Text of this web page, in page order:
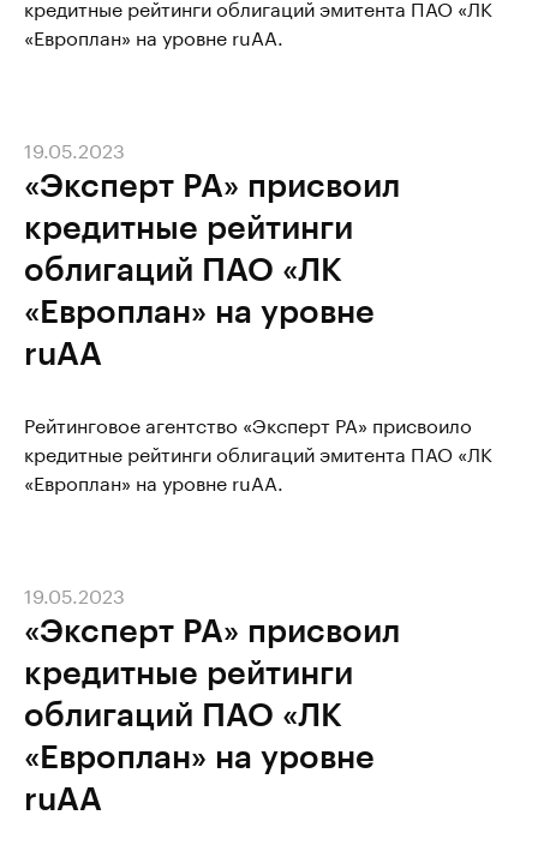
кредитные рейтинги облигаций эмитента ПАО «ЛК
«Европлан» на уровне ruAA.
«Эксперт РА» присвоил
кредитные рейтинги
облигаций ПАО «ЛК
«Европлан» на уровне
ruAА
19.05.2023
Рейтинговое агентство «Эксперт РА» присвоило
кредитные рейтинги облигаций эмитента ПАО «ЛК
«Европлан» на уровне ruAA.
«Эксперт РА» присвоил
кредитные рейтинги
облигаций ПАО «ЛК
«Европлан» на уровне
ruAА
19.05.2023